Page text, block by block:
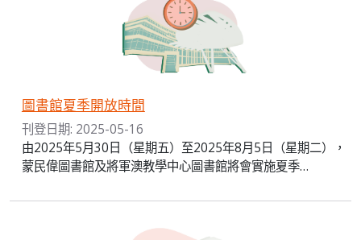
圖書館夏季開放時間
刊登日期: 2025-05-16
由2025年5月30日（星期五）至2025年8月5日（星期二），
蒙民偉圖書館及將軍澳教學中心圖書館將會實施夏季…